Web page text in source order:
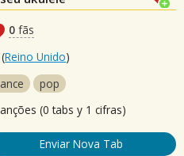
0 fãs
(Reino Unido)
pop
(0 tabs y 1 cifras)
Enviar Nova Tab